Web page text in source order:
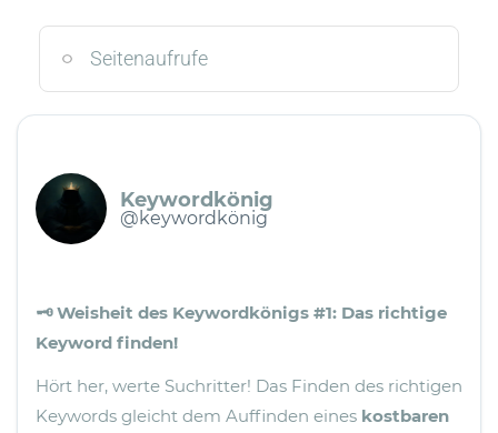
Seitenaufrufe
Keywordkönig
@keywordkönig
🗝️ Weisheit des Keywordkönigs #1: Das richtige
Keyword finden!
Hört her, werte Suchritter! Das Finden des richtigen
Keywords gleicht dem Auffinden eines kostbaren